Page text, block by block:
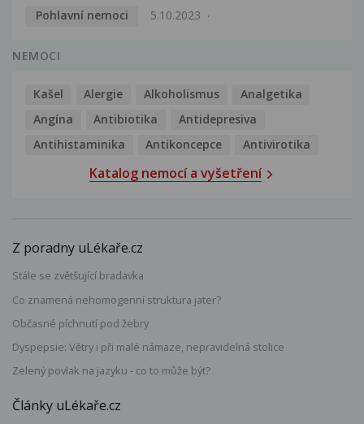
Pohlavní nemoci
5.10.2023
NEMOCI
Kašel Alergie Alkoholismus
Analgetika
Angína
Antibiotika
Antidepresiva
Antihistaminika
Antikoncepce Antivirotika
Katalog nemocí a vyšetření
Z poradny uLékaře.cz
Stále se zvětšující bradavka
Co znamená nehomogenní struktura jater?
Občasné píchnutí pod žebry
Dyspepsie: Větry i při malé námaze, nepravidelná stolice
Zelený povlak na jazyku - co to může být?
Články uLékaře.cz